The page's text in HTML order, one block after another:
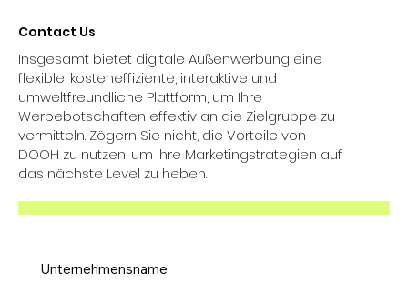
Contact Us
Insgesamt bietet digitale Außenwerbung eine
flexible, kosteneffiziente, interaktive und
umweltfreundliche Plattform, um Ihre
Werbebotschaften effektiv an die Zielgruppe zu
vermitteln. Zögern Sie nicht, die Vorteile von
DOOH zu nutzen, um Ihre Marketingstrategien auf
das nächste Level zu heben.
Unternehmensname